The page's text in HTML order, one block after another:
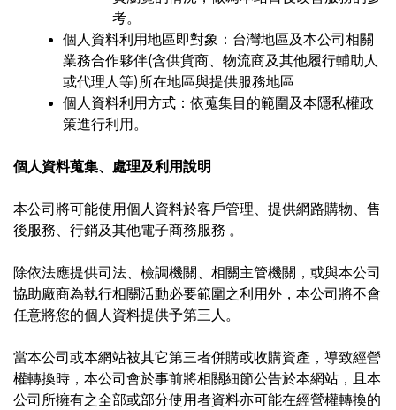
考。
個人資料利用地區即對象：台灣地區及本公司相關
業務合作夥伴(含供貨商、物流商及其他履行輔助人
或代理人等)所在地區與提供服務地區
個人資料利用方式：依蒐集目的範圍及本隱私權政
策進行利用。
個人資料蒐集、處理及利用說明
本公司將可能使用個人資料於客戶管理、提供網路購物、售
後服務、行銷及其他電子商務服務 。
除依法應提供司法、檢調機關、相關主管機關，或與本公司
協助廠商為執行相關活動必要範圍之利用外，本公司將不會
任意將您的個人資料提供予第三人。
當本公司或本網站被其它第三者併購或收購資產，導致經營
權轉換時，本公司會於事前將相關細節公告於本網站，且本
公司所擁有之全部或部分使用者資料亦可能在經營權轉換的